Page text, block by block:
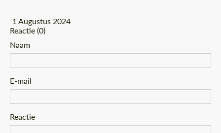
1 Augustus 2024
Reactie (0)
Naam
E-mail
Reactie